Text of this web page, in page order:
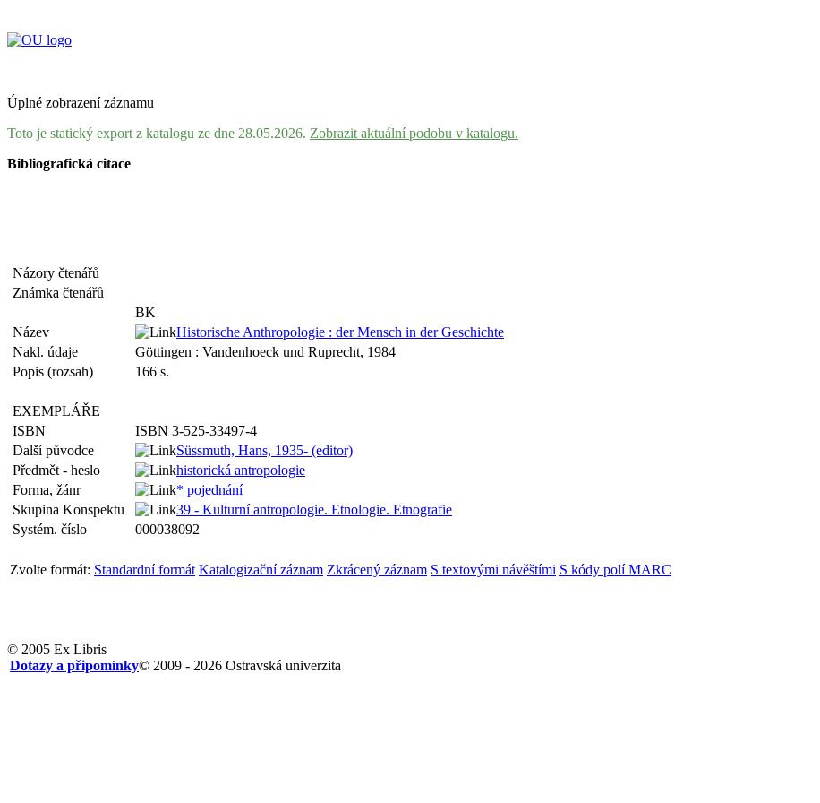
Úplné zobrazení záznamu
Toto je statický export z katalogu ze dne 28.05.2026. Zobrazit aktuální podobu v katalogu.
Bibliografická citace
Názory čtenářů
Známka čtenářů
BK
Název
Historische Anthropologie : der Mensch in der Geschichte
Nakl. údaje
Göttingen : Vandenhoeck und Ruprecht, 1984
Popis (rozsah)
166 s.
EXEMPLÁŘE
ISBN
ISBN 3-525-33497-4
Další původce
Süssmuth, Hans, 1935- (editor)
Předmět - heslo
historická antropologie
Forma, žánr
* pojednání
Skupina Konspektu
39 - Kulturní antropologie. Etnologie. Etnografie
Systém. číslo
000038092
Zvolte formát: Standardní formát Katalogizační záznam Zkrácený záznam S textovými návěštími S kódy polí MARC
© 2005 Ex Libris
© 2009 - 2026 Ostravská univerzita
Dotazy a připomínky